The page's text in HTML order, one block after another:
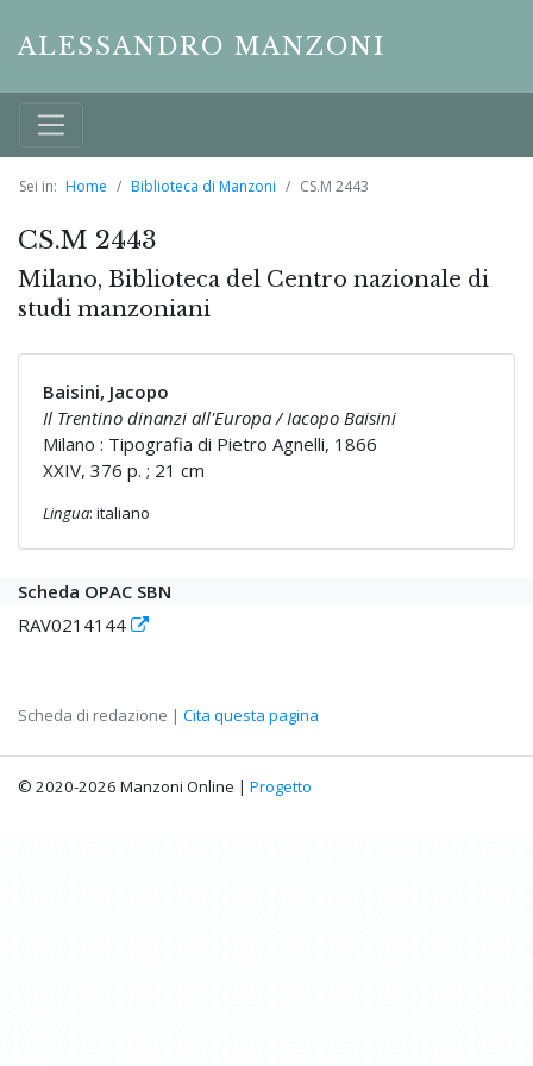
ALESSANDRO MANZONI
Sei in: Home Biblioteca di Manzoni CS.M 2443
CS.M 2443
Milano, Biblioteca del Centro nazionale di
studi manzoniani
Baisini, Jacopo
Il Trentino dinanzi all'Europa / Iacopo Baisini
Milano : Tipografia di Pietro Agnelli, 1866
XXIV, 376 p. ; 21 cm
Lingua: italiano
Scheda OPAC SBN
RAV0214144
Scheda di redazione | Cita questa pagina
© 2020-2026 Manzoni Online | Progetto